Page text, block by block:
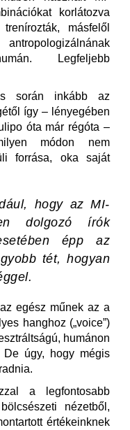
korlátozva
másfelől
Legfeljebb
során inkább az
így – lényegében
óta már régóta –
módon nem
forrása, oka saját
hogy az MI-
dolgozó írók
épp az
tét, hogyan
egész műnek az a
hanghoz („voice”)
humánon
De úgy, hogy mégis
a legfontosabb
nézetből,
értékeinknek